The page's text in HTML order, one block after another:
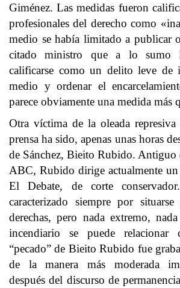
Giménez. Las medidas fueron
profesionales del derecho como
medio se había limitado a publicar
citado ministro que a lo sumo
calificarse como un delito leve de
medio y ordenar el
parece obviamente una medida más
Otra víctima de la oleada represiva
prensa ha sido, apenas unas horas
de Sánchez, Bieito Rubido. Antiguo
ABC, Rubido dirige actualmente
El Debate, de corte
caracterizado siempre por
derechas, pero nada extremo,
incendiario se puede
“pecado” de Bieito Rubido fue
de la manera más moderada
después del discurso de